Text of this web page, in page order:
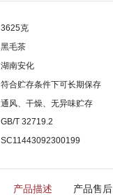
3625克
黑毛茶
湖南安化
符合贮存条件下可长期保存
通风、干燥、无异味贮存
GB/T 32719.2
SC11443092300199
产品描述 产品售后